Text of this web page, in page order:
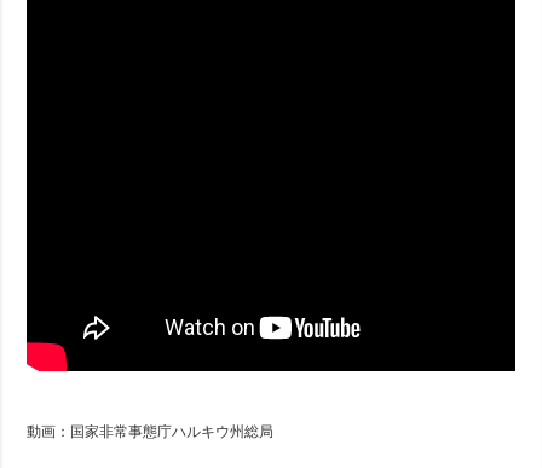
動画：国家非常事態庁ハルキウ州総局